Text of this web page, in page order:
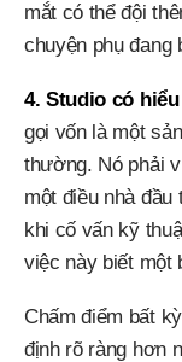
mắt có thể đội
chuyện phụ đang
4. Studio có
gọi vốn là một
thường. Nó phải
một điều nhà
khi cố vấn kỹ
việc này biết một
Chấm điểm bất
định rõ ràng hơn